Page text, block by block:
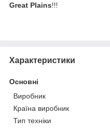
Great Plains!!!
Характеристики
Основні
Виробник
Країна виробник
Тип техніки